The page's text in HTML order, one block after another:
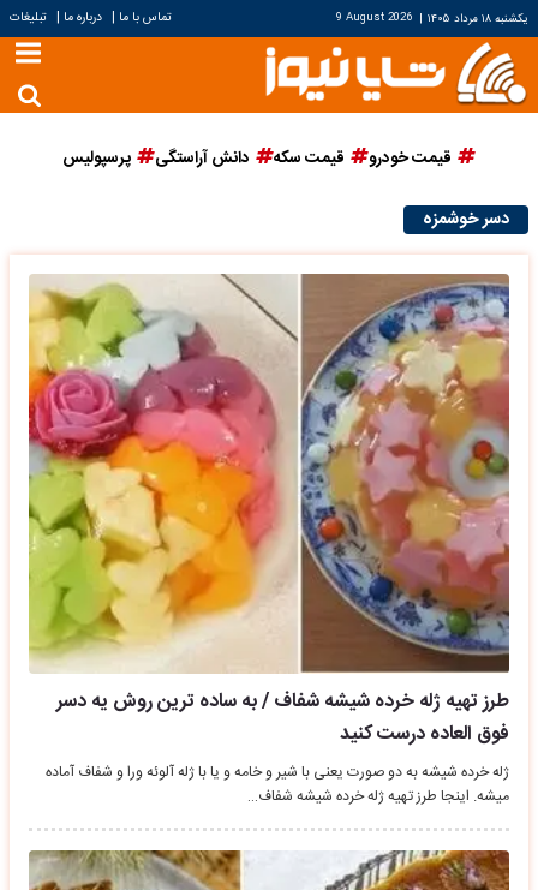
یکشنبه ۱۸ مرداد ۱۴۰۵ |
9 August 2026 تماس با ما | درباره ما | تبلیغات
قیمت خودرو قیمت سکه دانش آراستگی پرسپولیس
دسر خوشمزه
طرز تهیه ژله خرده شیشه شفاف / به ساده ترین روش یه دسر
فوق العاده درست کنید
ژله خرده شیشه به دو صورت یعنی با شیر و خامه و یا با ژله آلوئه ورا و شفاف آماده
میشه. اینجا طرز تهیه ژله خرده شیشه شفاف…